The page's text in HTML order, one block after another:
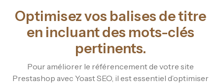
Optimisez vos balises de titre
en incluant des mots-clés
pertinents.
Pour améliorer le référencement de votre site
Prestashop avec Yoast SEO, il est essentiel d’optimiser